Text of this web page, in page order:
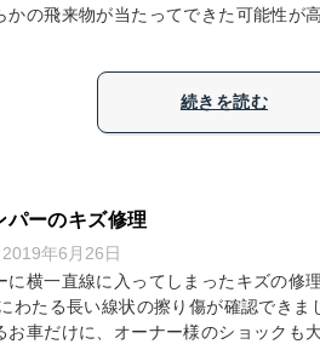
の飛来物が当たってできた可能性が
続きを読む
パーのキズ修理
2019年6月26日
横一直線に入ってしまったキズの修
わたる長い線状の擦り傷が確認できま
車だけに、オーナー様のショックも